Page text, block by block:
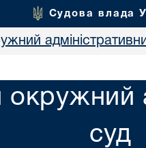
Судова влада
окружний
суд